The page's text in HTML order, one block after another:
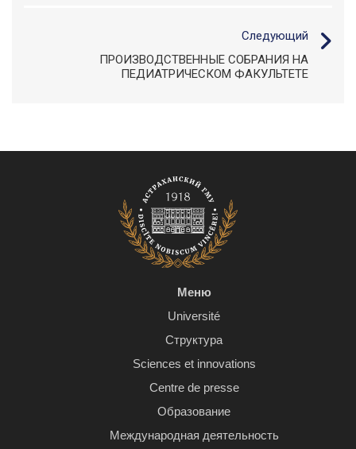
Следующий
ПРОИЗВОДСТВЕННЫЕ СОБРАНИЯ НА
ПЕДИАТРИЧЕСКОМ ФАКУЛЬТЕТЕ
Меню
Université
Структура
Sciences et innovations
Centre de presse
Образование
Международная деятельность